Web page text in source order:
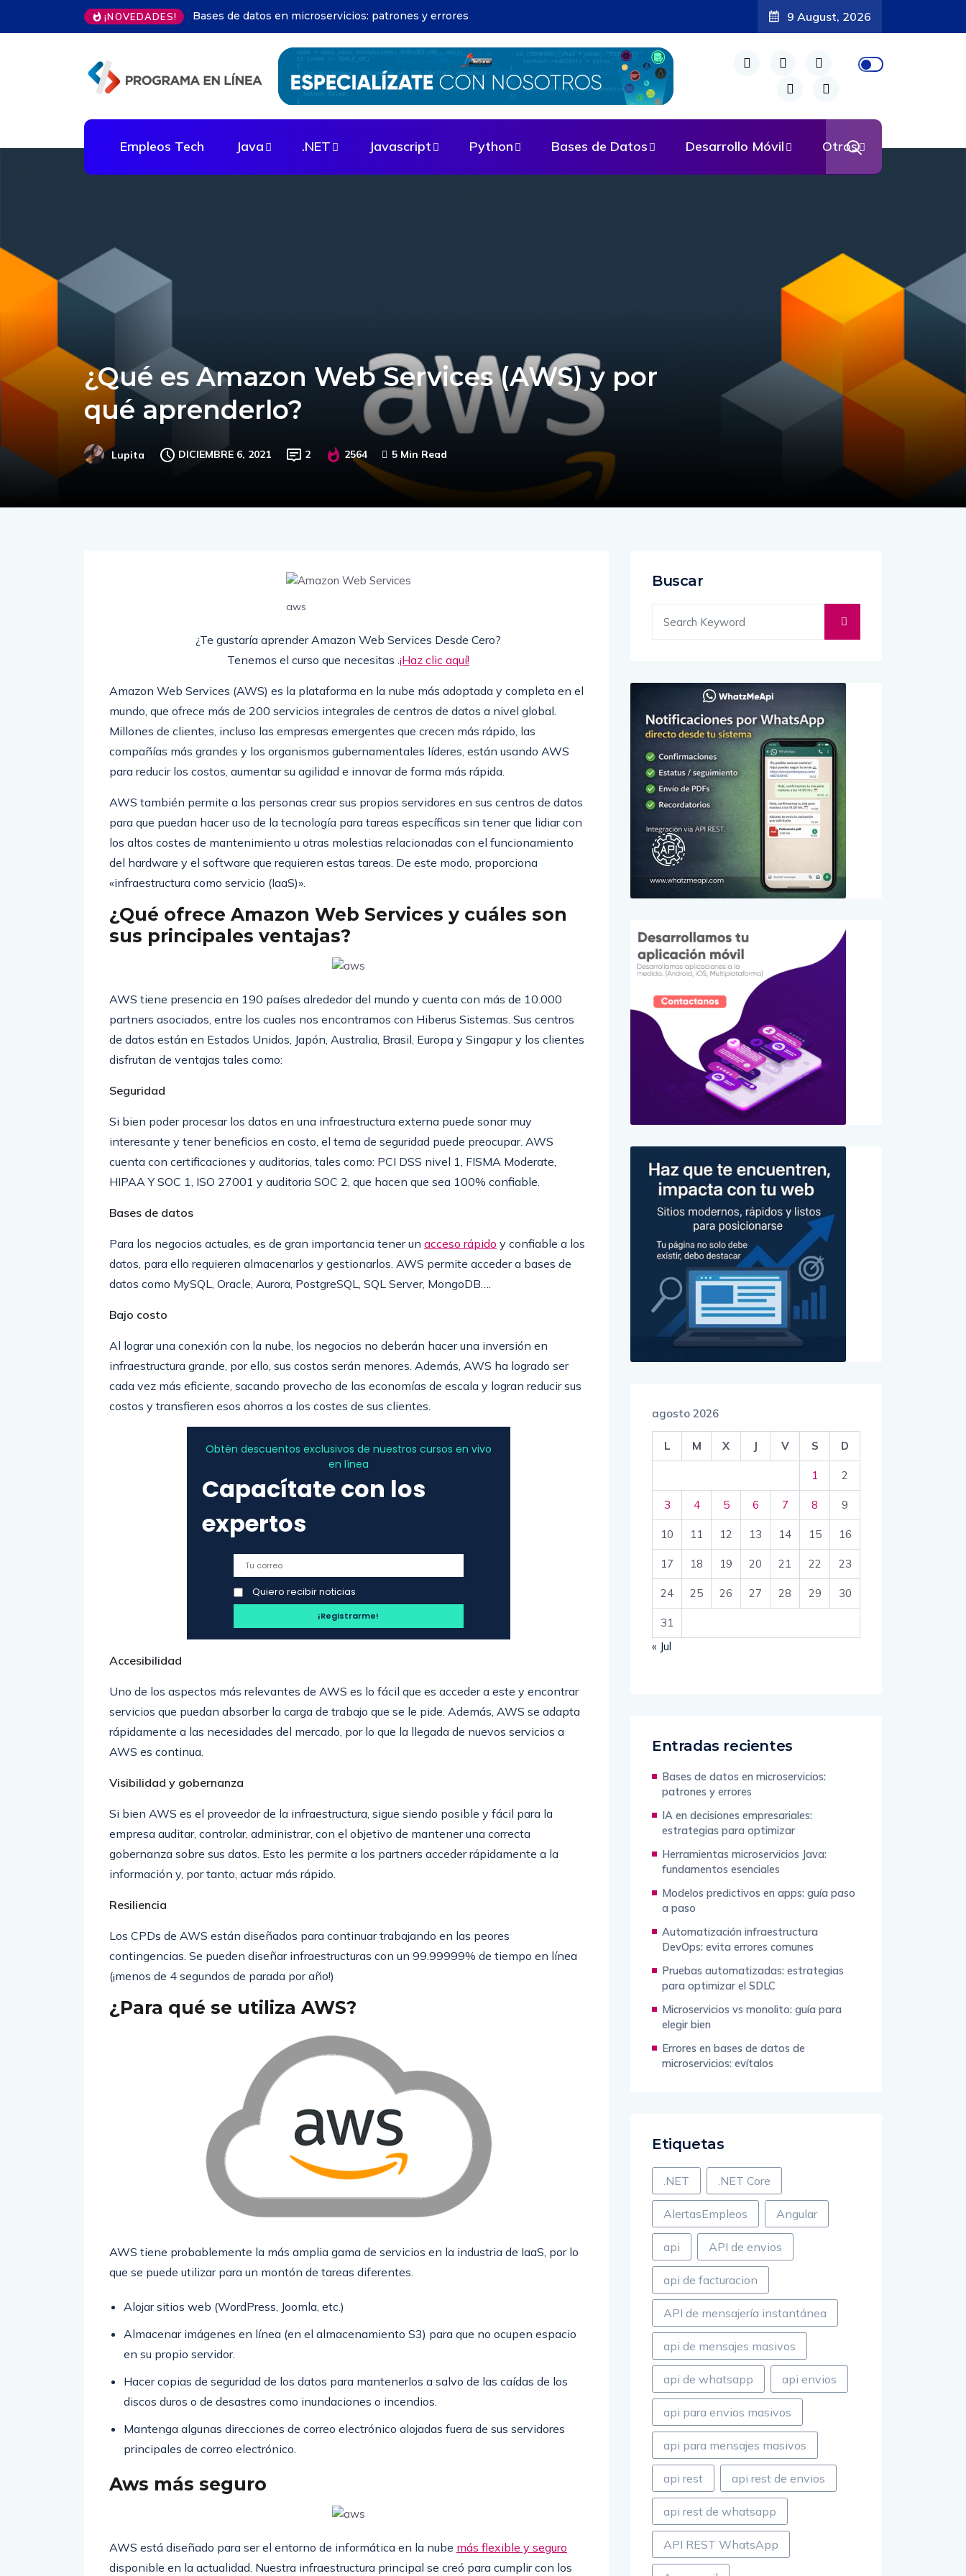
¡NOVEDADES! IA en decisiones empresariales: estrategias para optimizar 9 August, 2026
Empleos Tech Java .NET Javascript Python Bases de Datos Desarrollo Móvil Otros
¿Qué es Amazon Web Services (AWS) y por
qué aprenderlo?
Lupita DICIEMBRE 6, 2021 2 2564 5 Min Read
aws
¿Te gustaría aprender Amazon Web Services Desde Cero?
Tenemos el curso que necesitas .¡Haz clic aquí!
Amazon Web Services (AWS) es la plataforma en la nube más adoptada y completa en el
mundo, que ofrece más de 200 servicios integrales de centros de datos a nivel global.
Millones de clientes, incluso las empresas emergentes que crecen más rápido, las
compañías más grandes y los organismos gubernamentales líderes, están usando AWS
para reducir los costos, aumentar su agilidad e innovar de forma más rápida.
AWS también permite a las personas crear sus propios servidores en sus centros de datos
para que puedan hacer uso de la tecnología para tareas específicas sin tener que lidiar con
los altos costes de mantenimiento u otras molestias relacionadas con el funcionamiento
del hardware y el software que requieren estas tareas. De este modo, proporciona
«infraestructura como servicio (IaaS)».
¿Qué ofrece Amazon Web Services y cuáles son
sus principales ventajas?
AWS tiene presencia en 190 países alrededor del mundo y cuenta con más de 10.000
partners asociados, entre los cuales nos encontramos con Hiberus Sistemas. Sus centros
de datos están en Estados Unidos, Japón, Australia, Brasil, Europa y Singapur y los clientes
disfrutan de ventajas tales como:
Seguridad
Si bien poder procesar los datos en una infraestructura externa puede sonar muy
interesante y tener beneficios en costo, el tema de seguridad puede preocupar. AWS
cuenta con certificaciones y auditorias, tales como: PCI DSS nivel 1, FISMA Moderate,
HIPAA Y SOC 1, ISO 27001 y auditoria SOC 2, que hacen que sea 100% confiable.
Bases de datos
Para los negocios actuales, es de gran importancia tener un acceso rápido y confiable a los
datos, para ello requieren almacenarlos y gestionarlos. AWS permite acceder a bases de
datos como MySQL, Oracle, Aurora, PostgreSQL, SQL Server, MongoDB….
Bajo costo
Al lograr una conexión con la nube, los negocios no deberán hacer una inversión en
infraestructura grande, por ello, sus costos serán menores. Además, AWS ha logrado ser
cada vez más eficiente, sacando provecho de las economías de escala y logran reducir sus
costos y transfieren esos ahorros a los costes de sus clientes.
Obtén descuentos exclusivos de nuestros cursos en vivo
en línea
Capacítate con los
expertos
Quiero recibir noticias
Accesibilidad
Uno de los aspectos más relevantes de AWS es lo fácil que es acceder a este y encontrar
servicios que puedan absorber la carga de trabajo que se le pide. Además, AWS se adapta
rápidamente a las necesidades del mercado, por lo que la llegada de nuevos servicios a
AWS es continua.
Visibilidad y gobernanza
Si bien AWS es el proveedor de la infraestructura, sigue siendo posible y fácil para la
empresa auditar, controlar, administrar, con el objetivo de mantener una correcta
gobernanza sobre sus datos. Esto les permite a los partners acceder rápidamente a la
información y, por tanto, actuar más rápido.
Resiliencia
Los CPDs de AWS están diseñados para continuar trabajando en las peores
contingencias. Se pueden diseñar infraestructuras con un 99.99999% de tiempo en línea
(¡menos de 4 segundos de parada por año!)
¿Para qué se utiliza AWS?
AWS tiene probablemente la más amplia gama de servicios en la industria de IaaS, por lo
que se puede utilizar para un montón de tareas diferentes.
Alojar sitios web (WordPress, Joomla, etc.)
Almacenar imágenes en línea (en el almacenamiento S3) para que no ocupen espacio
en su propio servidor.
Hacer copias de seguridad de los datos para mantenerlos a salvo de las caídas de los
discos duros o de desastres como inundaciones o incendios.
Mantenga algunas direcciones de correo electrónico alojadas fuera de sus servidores
principales de correo electrónico.
Aws más seguro
AWS está diseñado para ser el entorno de informática en la nube más flexible y seguro
disponible en la actualidad. Nuestra infraestructura principal se creó para cumplir con los
Buscar
agosto 2026
L M X J V S D
1 2
3 4 5 6 7 8 9
10 11 12 13 14 15 16
17 18 19 20 21 22 23
24 25 26 27 28 29 30
31
« Jul
Entradas recientes
Bases de datos en microservicios:
patrones y errores
IA en decisiones empresariales:
estrategias para optimizar
Herramientas microservicios Java:
fundamentos esenciales
Modelos predictivos en apps: guía paso
a paso
Automatización infraestructura
DevOps: evita errores comunes
Pruebas automatizadas: estrategias
para optimizar el SDLC
Microservicios vs monolito: guía para
elegir bien
Errores en bases de datos de
microservicios: evítalos
Etiquetas
.NET .NET Core
AlertasEmpleos Angular
api API de envios
api de facturacion
API de mensajería instantánea
api de mensajes masivos
api de whatsapp api envios
api para envios masivos
api para mensajes masivos
api rest api rest de envios
api rest de whatsapp
API REST WhatsApp